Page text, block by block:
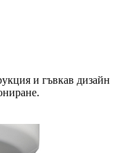
и гъвкав дизайн